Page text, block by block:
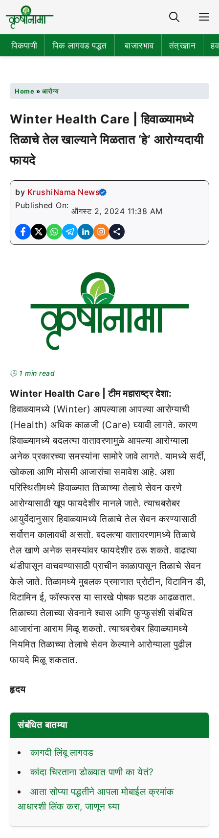
पिकपाणी पिक लागवड पद्धत बाजारभाव तंत्रज्ञान
Home » आरोग्य
Winter Health Care | हिवाळ्यामध्ये
तिळाचे तेल खाल्याने मिळतात ‘हे’ आरोग्यदायी
फायदे
by KrushiNama News
Published On:
ऑगस्ट 2, 2024 11:38 AM
🕒 1 min read
Winter Health Care | टीम महाराष्ट्र देशा:
हिवाळ्यामध्ये (Winter) आपल्याला आपल्या आरोग्याची
(Health) अधिक काळजी (Care) घ्यावी लागते. कारण
हिवाळ्यामध्ये बदलत्या वातावरणामुळे आपल्या आरोग्याला
अनेक प्रकारच्या समस्यांना सामोरे जावे लागते. यामध्ये सर्दी,
खोकला आणि मोसमी आजारांचा समावेश आहे. अशा
परिस्थितीमध्ये हिवाळ्यात तिळाच्या तेलाचे सेवन करणे
आरोग्यासाठी खूप फायदेशीर मानले जाते. त्याचबरोबर
आयुर्वेदानुसार हिवाळ्यामध्ये तिळाचे तेल सेवन करण्यासाठी
सर्वोत्तम कालावधी असतो. बदलत्या वातावरणामध्ये तिळाचे
तेल खाणे अनेक समस्यांवर फायदेशीर ठरू शकते. वाढत्या
थंडीपासून वाचवण्यासाठी प्राचीन काळापासून तिळाचे सेवन
केले जाते. तिळामध्ये मुबलक प्रमाणात प्रोटीन, विटामिन डी,
विटामिन ई, फॉस्फरस या सारखे पोषक घटक आढळतात.
तिळाच्या तेलाच्या सेवनाने श्वास आणि फुप्फुसंशी संबंधित
आजारांना आराम मिळू शकतो. त्याचबरोबर हिवाळ्यामध्ये
नियमित तिळाच्या तेलाचे सेवन केल्याने आरोग्याला पुढील
फायदे मिळू शकतात.
हृदय
संबंधित बातम्या
कागदी लिंबू लागवड
कांदा चिरताना डोळ्यात पाणी का येतं?
आता सोप्या पद्धतीने आपला मोबाईल क्रमांक
आधारशी लिंक करा, जाणून घ्या